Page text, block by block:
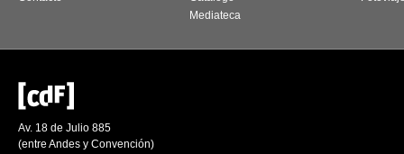
Mediateca
Av. 18 de Julio 885
(entre Andes y Convención)